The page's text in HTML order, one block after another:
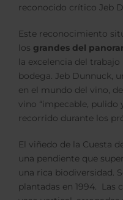
reconocido crítico Jeb
Este reconocimiento
los grandes del
la excelencia del
bodega. Jeb Dunnuck,
en el mundo del vino,
vino “impecable, pulido
recorrido durante los
El viñedo de la Cuesta
una pendiente que
una rica biodiversidad.
plantadas en 1994. Las